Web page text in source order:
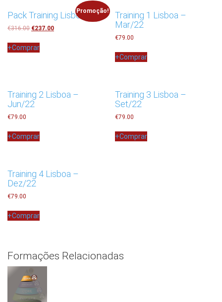
Promoção!
Pack Training Lisboa
€316.00 €237.00
+Comprar
Training 1 Lisboa –
Mar/22
€79.00
+Comprar
Training 2 Lisboa –
Jun/22
€79.00
+Comprar
Training 3 Lisboa –
Set/22
€79.00
+Comprar
Training 4 Lisboa –
Dez/22
€79.00
+Comprar
Formações Relacionadas